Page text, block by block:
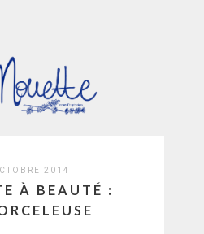
2014
À BEAUTÉ :